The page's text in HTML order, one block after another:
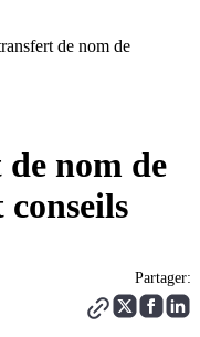
de nom de
nom de
conseils
Partager: